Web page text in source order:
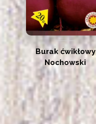
Burak ćwikłowy
Nochowski